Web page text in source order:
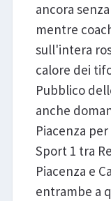
ancora
mentre
sull'intera
calore dei
Pubblico
anche
Piacenza
Sport 1 tra
Piacenza e
entrambe a